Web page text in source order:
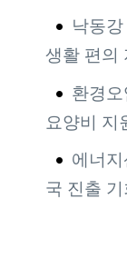
낙동
생활 편의
환경
요양비 지
에너
국 진출